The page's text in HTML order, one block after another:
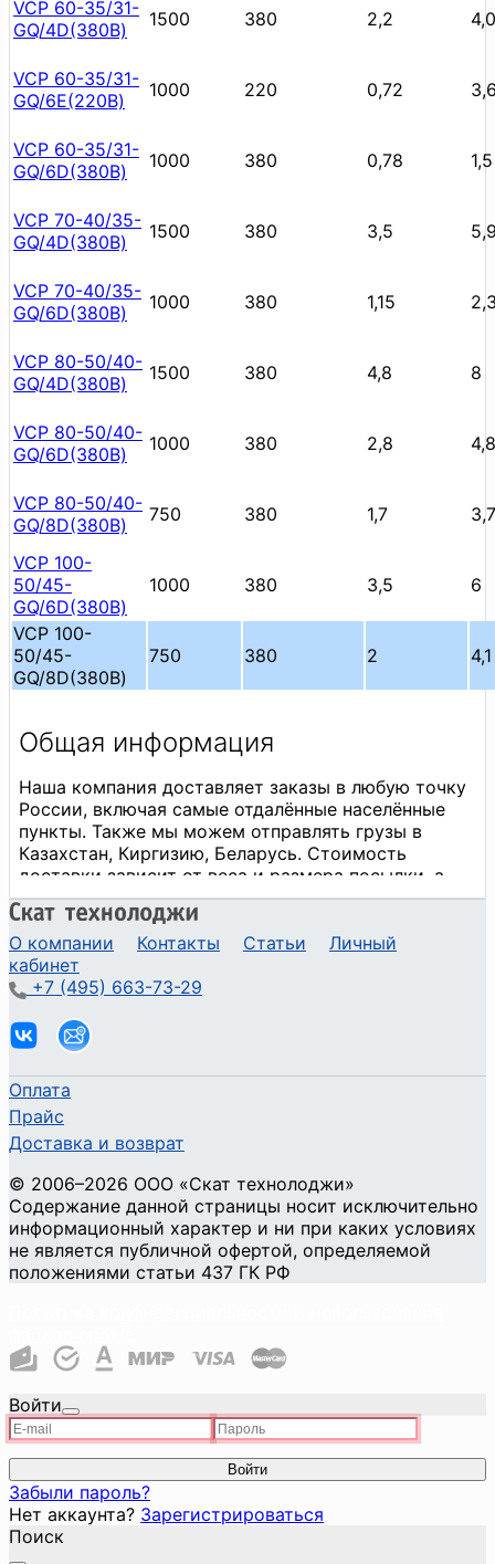
VCP 60-35/31-
GQ/4D(380В)
1500 380 2,2 4,0
VCP 60-35/31-
GQ/6E(220В)
1000 220 0,72
VCP 60-35/31-
GQ/6D(380В)
1000 380 0,78 1,5
VCP 70-40/35-
GQ/4D(380В)
1500 380 3,5
VCP 70-40/35-
GQ/6D(380В)
1000 380 1,15
VCP 80-50/40-
GQ/4D(380В)
1500 380 4,8 8
VCP 80-50/40-
GQ/6D(380В)
1000 380 2,8
VCP 80-50/40-
GQ/8D(380В)
750 380 1,7 3,7
VCP 100-
50/45-
GQ/6D(380В)
1000 380 3,5 6
VCP 100-
50/45-
GQ/8D(380В)
750 380 2 4,1
О компании Контакты Статьи
Личный
кабинет
+7 (495) 663-73-29
Оплата
Прайс
Доставка и возврат
© 2006–2026 ООО «Скат технолоджи»
Содержание данной страницы носит исключительно
информационный характер и ни при каких условиях
не является публичной офертой, определяемой
положениями статьи 437 ГК РФ
Войти
Войти
Забыли пароль?
Нет аккаунта? Зарегистрироваться
Поиск